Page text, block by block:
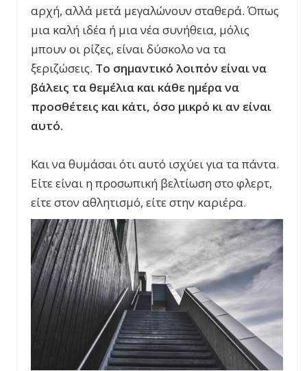
αρχή, αλλά μετά μεγαλώνουν σταθερά. Όπως
μια καλή ιδέα ή μια νέα συνήθεια, μόλις
μπουν οι ρίζες, είναι δύσκολο να τα
ξεριζώσεις. Το σημαντικό λοιπόν είναι να
βάλεις τα θεμέλια και κάθε ημέρα να
προσθέτεις και κάτι, όσο μικρό κι αν είναι
αυτό.
Και να θυμάσαι ότι αυτό ισχύει για τα πάντα.
Είτε είναι η προσωπική βελτίωση στο φλερτ,
είτε στον αθλητισμό, είτε στην καριέρα.